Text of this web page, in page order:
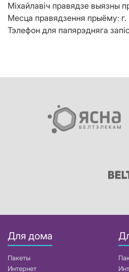
Міхайлавіч правядзе выязны
Месца правядзення прыёму: г.
Тэлефон для папярэдняга
Для дома
Пакеты
Интернет